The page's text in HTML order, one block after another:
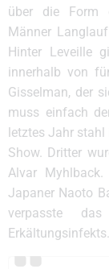
über die Form
Männer
Hinter Leveille
innerhalb von
Gisselman, der
muss einfach
letztes Jahr stahl
Show. Dritter
Alvar
Japaner Naoto
verpasste
Erkältungsinfekts.